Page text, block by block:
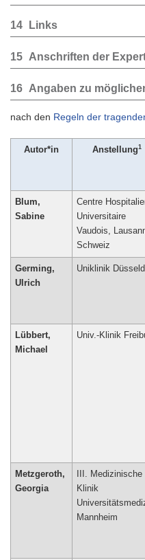
14 Links
15 Anschriften der
16 Angaben zu
nach den Regeln der
Autor*in Anstellung1
Blum,
Sabine
Centre
Universitaire
Vaudois,
Schweiz
Germing,
Ulrich
Uniklinik
Lübbert,
Michael
Univ.-Klinik
Metzgeroth,
Georgia
III. Medizinische
Klinik